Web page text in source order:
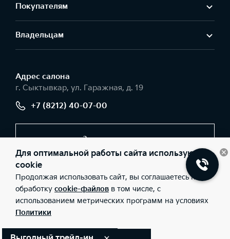
Покупателям
Владельцам
Адрес салонa
г. Сыктывкар, ул. Гаражная, д. 19
+7 (8212) 40-07-00
Заказать звонок
© 2026 Юридические лица ООО «Авторесурс моторс»
(Фактический адрес: г. Сыктывкар, ул. Гаражная, д. 19; Телефон:
+7 (8212) 40-07-00; ИНН: 1101096251; ОГРН: 1121101010832), ООО
«Киа Россия и СНГ» (Фактический адрес: г.Москва, Валовая 26;
Телефон: 8 800 301 08 80; ИНН: 7728674093; ОГРН:
5087746291760) ведут деятельность на территории РФ в
доступны к получению на территории РФ. Информация о
Для оптимальной работы сайта используются
cookie
Продолжая использовать сайт, вы соглашаетесь на
обработку cookie-файлов в том числе, с
использованием метрических программ на условиях
Политики
Выгодный
трейд-ин